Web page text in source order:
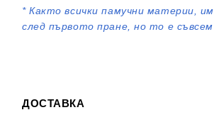
*Както всички памучни материи,
след първото пране, но то е съвсем
ДОСТАВКА